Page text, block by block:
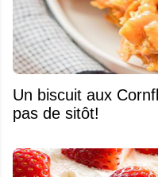
Un biscuit aux
pas de sitôt!